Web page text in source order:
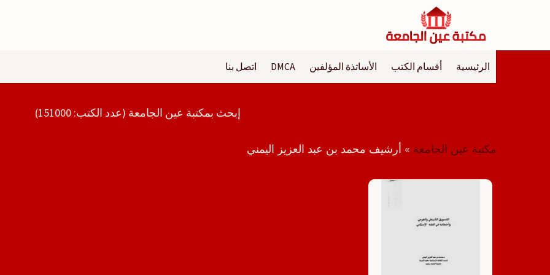
الرئيسية أقسام الكتب الأساتذة المؤلفين DMCA اتصل بنا
إبحث بمكتبة عين الجامعة (عدد الكتب: 151000)
مكتبة عين الجامعة » أرشيف محمد بن عبد العزيز اليمني